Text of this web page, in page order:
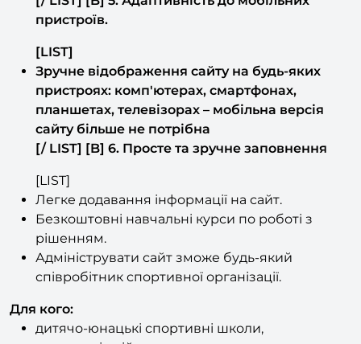
[LIST]
Зручне відображення сайту на будь-яких
пристроях: комп'ютерах, смартфонах,
планшетах, телевізорах – мобільна версія
сайту більше не потрібна
[/ LIST] [B] 6. Просте та зручне заповнення
[LIST]
Легке додавання інформації на сайт.
Безкоштовні навчальні курси по роботі з
рішенням.
Адмініструвати сайт зможе будь-який
співробітник спортивної організації.
Для кого:
школи олімпійського резерву,
спортивні організації,